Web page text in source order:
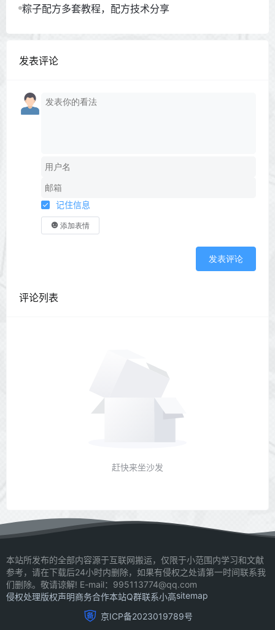
粽子配方多套教程，配方技术分享
发表评论
记住信息
添加表情
发表评论
评论列表
赶快来坐沙发
本站所发布的全部内容源于互联网搬运，仅限于小范围内学习和文献
参考，请在下载后24小时内删除，如果有侵权之处请第一时间联系我
们删除。敬请谅解! E-mail：995113774@qq.com
侵权处理版权声明商务合作本站Q群联系小高sitemap
京ICP备2023019789号